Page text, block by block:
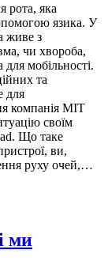
рота, яка
язика. У
живе з
чи хвороба,
мобільності.
та
для
компанія MIT
своїм
Що таке
ви,
руху очей,…
ми